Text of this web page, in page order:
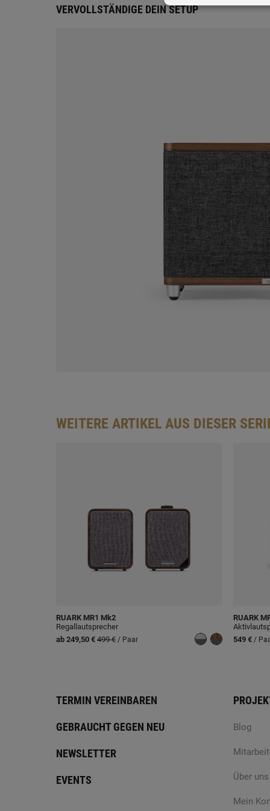
VERVOLLSTÄNDIGE DEIN SETUP
WEITERE ARTIKEL AUS DIESER
RUARK MR1 Mk2
Regallautsprecher
ab 249,50 € 499 € / Paar
RUARK
549 € /
TERMIN VEREINBAREN
GEBRAUCHT GEGEN NEU
NEWSLETTER
EVENTS
Blog
Über uns
Mein